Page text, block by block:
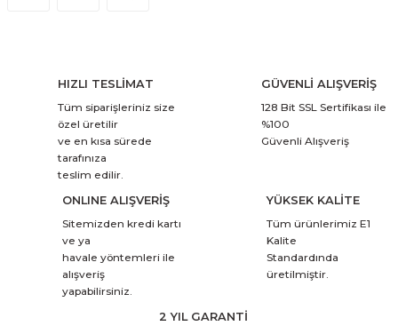
HIZLI TESLİMAT
Tüm siparişleriniz size
özel üretilir
ve en kısa sürede
tarafınıza
teslim edilir.
GÜVENLİ ALIŞVERİŞ
128 Bit SSL Sertifikası ile
%100
Güvenli Alışveriş
ONLINE ALIŞVERİŞ
Sitemizden kredi kartı
ve ya
havale yöntemleri ile
alışveriş
yapabilirsiniz.
YÜKSEK KALİTE
Tüm ürünlerimiz E1
Kalite
Standardında
üretilmiştir.
2 YIL GARANTİ